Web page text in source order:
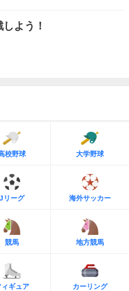
よう！
校野球 大学野球
Jリーグ 海外サッカー
競馬 地方競馬
ィギュア カーリング